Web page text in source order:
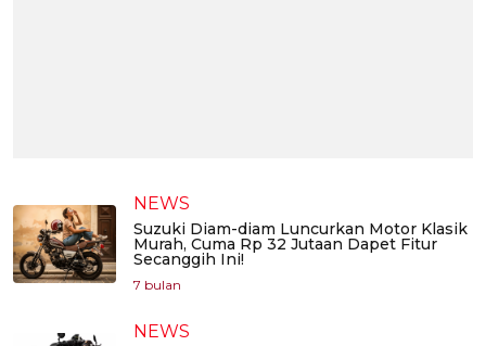
NEWS
Suzuki Diam-diam Luncurkan Motor Klasik
Murah, Cuma Rp 32 Jutaan Dapet Fitur
Secanggih Ini!
7 bulan
NEWS